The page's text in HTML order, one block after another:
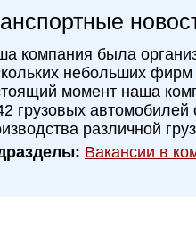
компания была
небольших фирм
момент наша
грузовых автомобилей
различной
Вакансии в